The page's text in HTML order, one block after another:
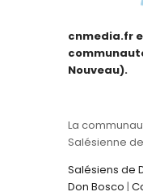
cnmedia.fr
Nouveau).
La
Salésienne
Salésiens de
Don Bosco |